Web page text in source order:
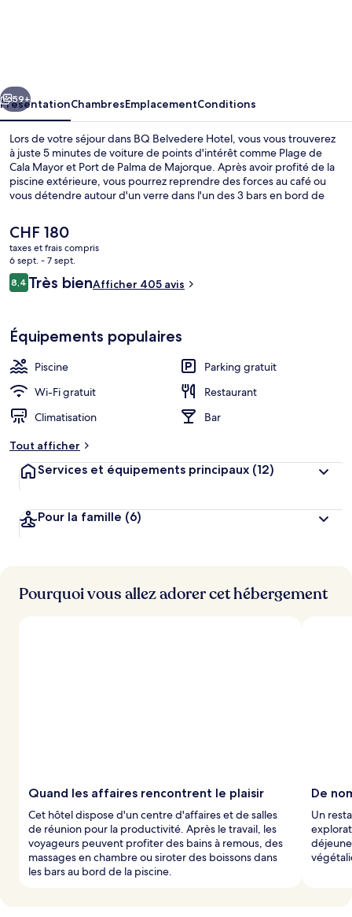
Suivant
59+
PrésentationChambresEmplacementConditions
Lors de votre séjour dans BQ Belvedere Hotel, vous vous trouverez
à juste 5 minutes de voiture de points d'intérêt comme Plage de
Cala Mayor et Port de Palma de Majorque. Après avoir profité de la
piscine extérieure, vous pourrez reprendre des forces au café ou
vous détendre autour d'un verre dans l'un des 3 bars en bord de
/ salon, une piscine pour enfants et un snack-bar/une épicerie fine.
Les autres voyageurs ne disent que du bien en ce qui concerne le
personnel attentionné.
Le
prix
actuel
est
de
CHF 180
taxes et frais compris
6 sept. - 7 sept.
Avis
voyageurs
8,48,4 sur 10
Très bienAfficher 405 avis
Équipements populaires
Piscine
Parking gratuit
Wi-Fi gratuit
Restaurant
Climatisation
Bar
Tout afficher
Services et équipements principaux (12)
Pour la famille (6)
Pourquoi vous allez adorer cet hébergement
Quand les affaires rencontrent le plaisir
Cet hôtel dispose d'un centre d'affaires et de salles
de réunion pour la productivité. Après le travail, les
voyageurs peuvent profiter des bains à remous, des
massages en chambre ou siroter des boissons dans
les bars au bord de la piscine.
De
Un